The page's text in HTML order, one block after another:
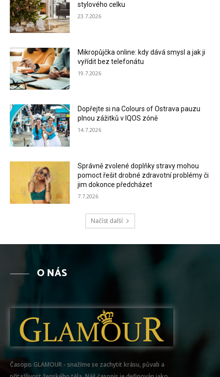
stylového celku
23.7.2026
Mikropůjčka online: kdy dává smysl a jak ji
vyřídit bez telefonátu
19.7.2026
Dopřejte si na Colours of Ostrava pauzu
plnou zážitků v IQOS zóně
14.7.2026
Správně zvolené doplňky stravy mohou
pomoct řešit drobné zdravotní problémy či
jim dokonce předcházet
7.7.2026
Načíst další
O NÁS
Časopis GLAMOUR - snažíme se zachytit krásu, půvab a